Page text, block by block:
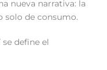
nueva narrativa: la
solo de consumo.
define el